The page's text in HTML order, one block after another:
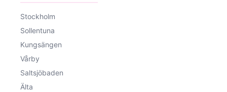
Stockholm
Sollentuna
Kungsängen
Vårby
Saltsjöbaden
Älta